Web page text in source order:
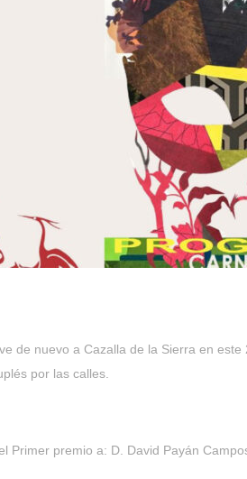
de nuevo a Cazalla de la Sierra en
por las calles.
premio a: D. David Payán